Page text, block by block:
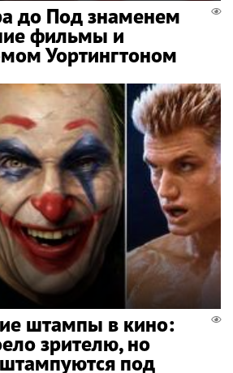
до Под знаменем
фильмы и
Уортингтоном
штампы в кино:
зрителю, но
под